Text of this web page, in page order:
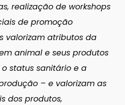
realização de workshops
de promoção
valorizam atributos da
animal e seus produtos
status sanitário e a
– e valorizam as
dos produtos,